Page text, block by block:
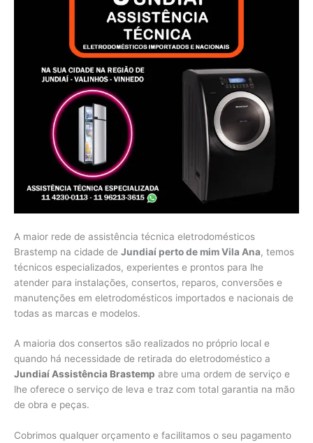
A maior rede de assistência técnica eletrodomésticos
Brastemp na cidade de Jundiaí perto de mim Vila Ana, temos
técnicos especializados, experientes e prontos para lhe
atender para instalações, consertos, reparos, conversões e
manutenções em eletrodomésticos importados e nacionais de
todas as marcas e modelos.
A maioria dos consertos são realizados no próprio local e
quando há necessidade de retirada do eletrodoméstico a
Jundiaí Assistência Brastemp abre uma ordem de serviço e
lhe oferece o serviço de leva e traz com total garantia na mão
de obra e peças.
Cobrimos qualquer orçamento e facilitamos o seu pagamento